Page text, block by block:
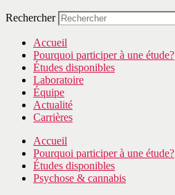
Rechercher
Accueil
Pourquoi participer à une étude?
Études disponibles
Laboratoire
Équipe
Actualité
Carrières
Accueil
Pourquoi participer à une étude?
Études disponibles
Psychose & cannabis